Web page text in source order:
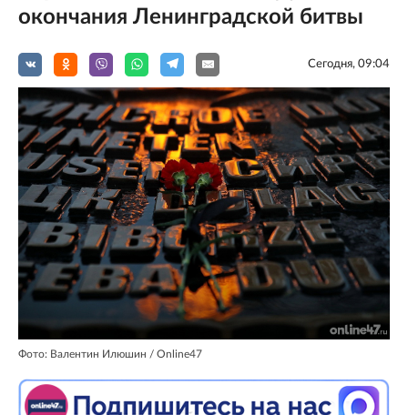
окончания Ленинградской битвы
Сегодня, 09:04
Фото: Валентин Илюшин / Online47